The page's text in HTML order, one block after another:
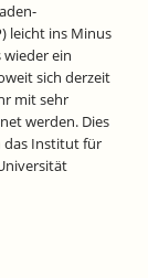
leicht ins Minus
ein
sich derzeit
mit sehr
werden. Dies
das Institut für